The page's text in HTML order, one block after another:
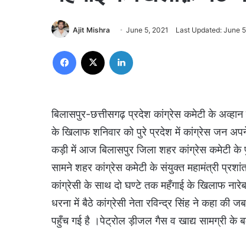
Ajit Mishra June 5, 2021 Last Updated: June
Facebook
बिलासपुर-छत्तीसगढ़ प्रदेश कांग्रेस कमेटी के
के खिलाफ शनिवार को पुरे प्रदेश में कांग्रेस जन
कड़ी में आज बिलासपुर जिला शहर कांग्रेस कमेटी के
सामने शहर कांग्रेस कमेटी के संयुक्त महामंत्री प्रशांत
कांग्रेसी के साथ दो घण्टे तक महँगाई के खिलाफ
धरना में बैठे कांग्रेसी नेता रविन्द्र सिंह ने कहा की
पहुँच गई है ।पेट्रोल ड़ीजल गैस व खाद्य सामग्री के